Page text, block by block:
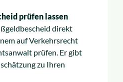
prüfen lassen
direkt
auf Verkehrsrecht
prüfen. Er gibt
zu Ihren